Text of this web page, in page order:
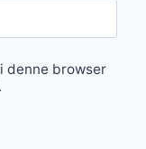
denne browser